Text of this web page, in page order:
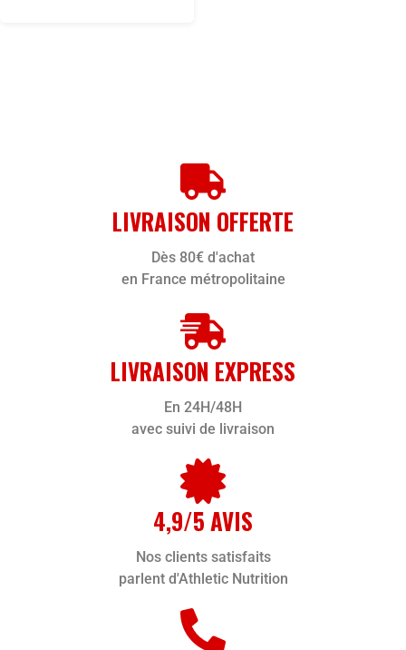
LIVRAISON OFFERTE
Dès 80€ d'achat
en France métropolitaine
LIVRAISON EXPRESS
En 24H/48H
avec suivi de livraison
4,9/5 AVIS
Nos clients satisfaits
parlent d'Athletic Nutrition